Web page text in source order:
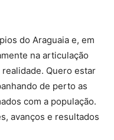
do Araguaia e, em
na articulação
Quero estar
de perto as
com a população.
avanços e resultados